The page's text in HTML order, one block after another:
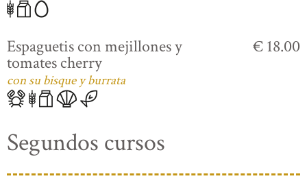
Espaguetis con mejillones y
tomates cherry
con su bisque y burrata
€ 18.00
Segundos cursos